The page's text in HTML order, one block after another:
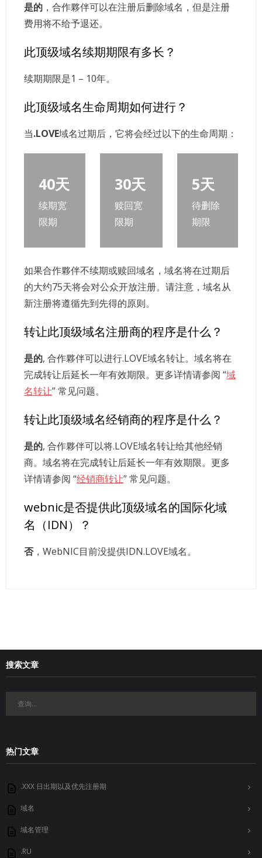
是的 ，合作夥伴可以在注册后删除域名，但是注册
费用将不给予退还。
此顶级域名续期期限有多长？
续期期限是1 – 10年。
此顶级域名生命周期如何进行？
当.LOVE域名过期后，它将会经过以下的生命周期：
40天
续期宽
限期
30天
赎回宽
限期
5天
待删除
期限
如果合作夥伴不续期或赎回域名，域名将在过期后
的大约75天将会对公众开放注册。请注意，域名从
新注册将遵循先到先得的原则。
转让此顶级域名注册商的程序是什么？
是的, 合作夥伴可以进行.LOVE域名转让。域名将在
完成转让后延长一年有效期限。更多详情请参阅 “域
名转让” 常见问题。
转让此顶级域名经销商的程序是什么？
是的, 合作夥伴可以将.LOVE域名转让给其他经销
商。域名将在完成转让后延长一年有效期限。更多
详情请参阅 “经销商转让” 常见问题。
webnic是否提供此顶级域名的国际化域
名（IDN）？
否，WebNIC目前没提供IDN.LOVE域名。
搜索文章
热门文章
.XXX 日出期以及优先注册期
域名
域名管理
.RU